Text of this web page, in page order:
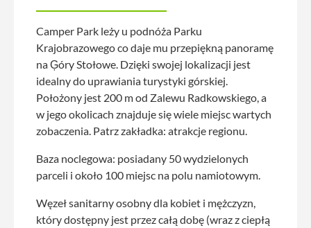
Camper Park leży u podnóża Parku
Krajobrazowego co daje mu przepiękną panoramę
na Ģóry Stołowe. Dzięki swojej lokalizacji jest
idealny do uprawiania turystyki górskiej.
Położony jest 200 m od Zalewu Radkowskiego, a
w jego okolicach znajduje się wiele miejsc wartych
zobaczenia. Patrz zakładka: atrakcje regionu.
Baza noclegowa: posiadany 50 wydzielonych
parceli i około 100 miejsc na polu namiotowym.
Węzeł sanitarny osobny dla kobiet i mężczyzn,
który dostępny jest przez całą dobę (wraz z ciepłą